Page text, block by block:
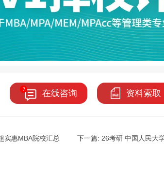
在线咨询 资料索取
实惠MBA院校汇总 下一篇: 26考研 中国人民大